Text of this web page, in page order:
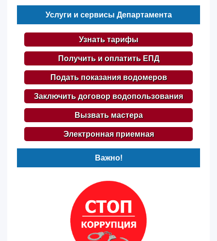
Услуги и сервисы Департамента
Узнать тарифы
Получить и оплатить ЕПД
Подать показания водомеров
Заключить договор водопользования
Вызвать мастера
Электронная приемная
Важно!